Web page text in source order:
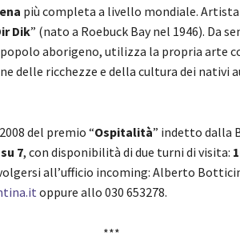
più completa a livello mondiale.
Dik” (nato a Roebuck Bay nel 1946). Da
aborigeno, utilizza la propria arte
delle ricchezze e della cultura dei nativi
del premio “Ospitalità” indetto dalla
7, con disponibilità di due turni di visita:
all’ufficio incoming: Alberto
oppure allo 030 653278.
***